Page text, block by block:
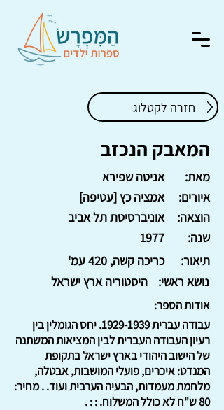
חזרה לקטלוג
המאבק הנכזב
אניטה שפירא
מאת:
אמציה כץ [עטיפה]
איורים:
אוניברסיטת תל אביב
הוצאה:
1977
שנה:
כריכה קשה, 420 עמ'
תיאור:
היסטוריה ארץ ישראל
נושא ראשי:
אודות הספר:
עבודה עברית1929-1939. יחס הגומלין בין
רעיון העבודה העברית לבין המציאות המשתנה
של הישוב היהודי בארץ ישראל בתקופת
המנדט: איכרים, פועלי המושבות, אבטלה,
מלחמת מעמדות, הבעיה הערבית ועוד. . מחיר:
80 ש"ח לא כולל המשלוח. : : .